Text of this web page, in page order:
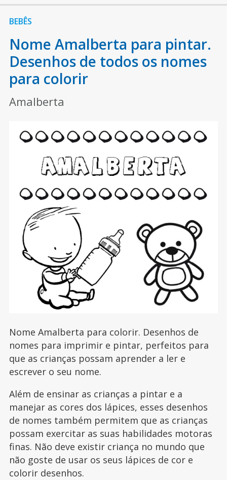
BEBÊS
Nome Amalberta para pintar.
Desenhos de todos os nomes
para colorir
Amalberta
Nome Amalberta para colorir. Desenhos de
nomes para imprimir e pintar, perfeitos para
que as crianças possam aprender a ler e
escrever o seu nome.
Além de ensinar as crianças a pintar e a
manejar as cores dos lápices, esses desenhos
de nomes também permitem que as crianças
possam exercitar as suas habilidades motoras
finas. Não deve existir criança no mundo que
não goste de usar os seus lápices de cor e
colorir desenhos.